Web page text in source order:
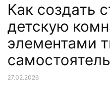
Как создать
детскую
элементами
27.02.2026